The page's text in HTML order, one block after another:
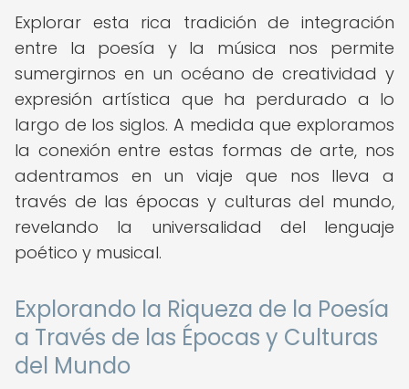
Explorar esta rica tradición de integración
entre la poesía y la música nos permite
sumergirnos en un océano de creatividad y
expresión artística que ha perdurado a lo
largo de los siglos. A medida que exploramos
la conexión entre estas formas de arte, nos
adentramos en un viaje que nos lleva a
través de las épocas y culturas del mundo,
revelando la universalidad del lenguaje
poético y musical.
Explorando la Riqueza de la Poesía
a Través de las Épocas y Culturas
del Mundo